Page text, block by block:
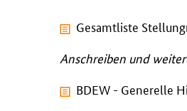
Gesamtliste
Anschreiben und
BDEW - Generelle